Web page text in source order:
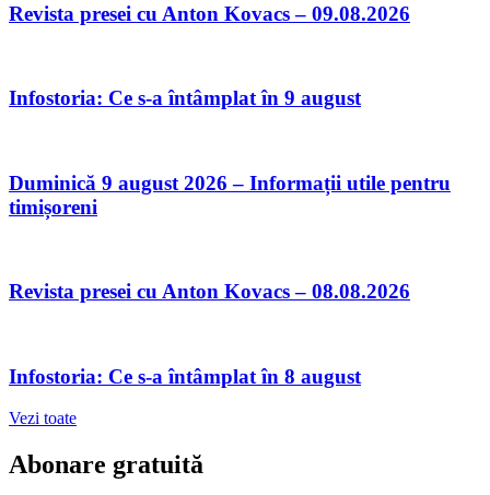
Revista presei cu Anton Kovacs – 09.08.2026
Infostoria: Ce s-a întâmplat în 9 august
Duminică 9 august 2026 – Informații utile pentru
timișoreni
Revista presei cu Anton Kovacs – 08.08.2026
Infostoria: Ce s-a întâmplat în 8 august
Vezi toate
Abonare gratuită